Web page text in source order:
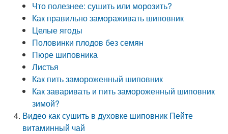
Что полезнее: сушить или морозить?
Как правильно замораживать шиповник
Целые ягоды
Половинки плодов без семян
Пюре шиповника
Листья
Как пить замороженный шиповник
Как заваривать и пить замороженный шиповник
зимой?
Видео как сушить в духовке шиповник Пейте
витаминный чай